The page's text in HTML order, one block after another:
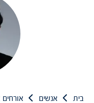
בית אנשים